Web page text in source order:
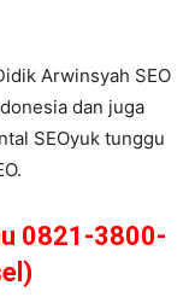
Arwinsyah SEO
dan juga
SEOyuk tunggu
0821-3800-